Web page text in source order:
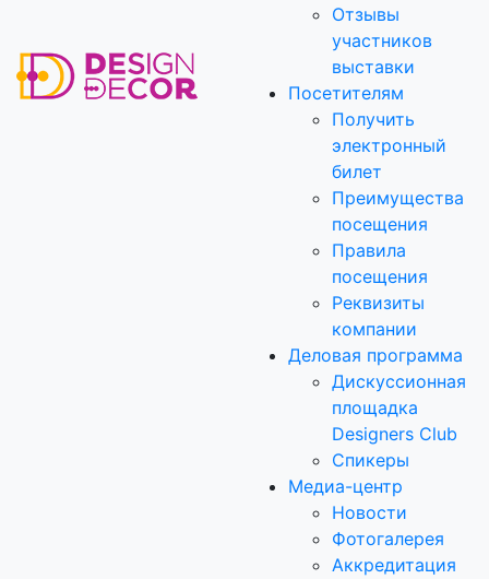
Отзывы
участников
выставки
Посетителям
Получить
электронный
билет
Преимущества
посещения
Правила
посещения
Реквизиты
компании
Деловая программа
Дискуссионная
площадка
Designers Club
Спикеры
Медиа-центр
Новости
Фотогалерея
Аккредитация